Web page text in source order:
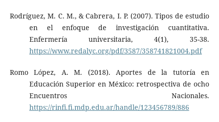
Rodríguez, M. C. M., & Cabrera, I. P. (2007). Tipos de estudio
en el enfoque de investigación cuantitativa.
Enfermería universitaria, 4(1), 35-38.
https://www.redalyc.org/pdf/3587/358741821004.pdf
Romo López, A. M. (2018). Aportes de la tutoría en
Educación Superior en México: retrospectiva de ocho
Encuentros Nacionales.
https://rinfi.fi.mdp.edu.ar/handle/123456789/886